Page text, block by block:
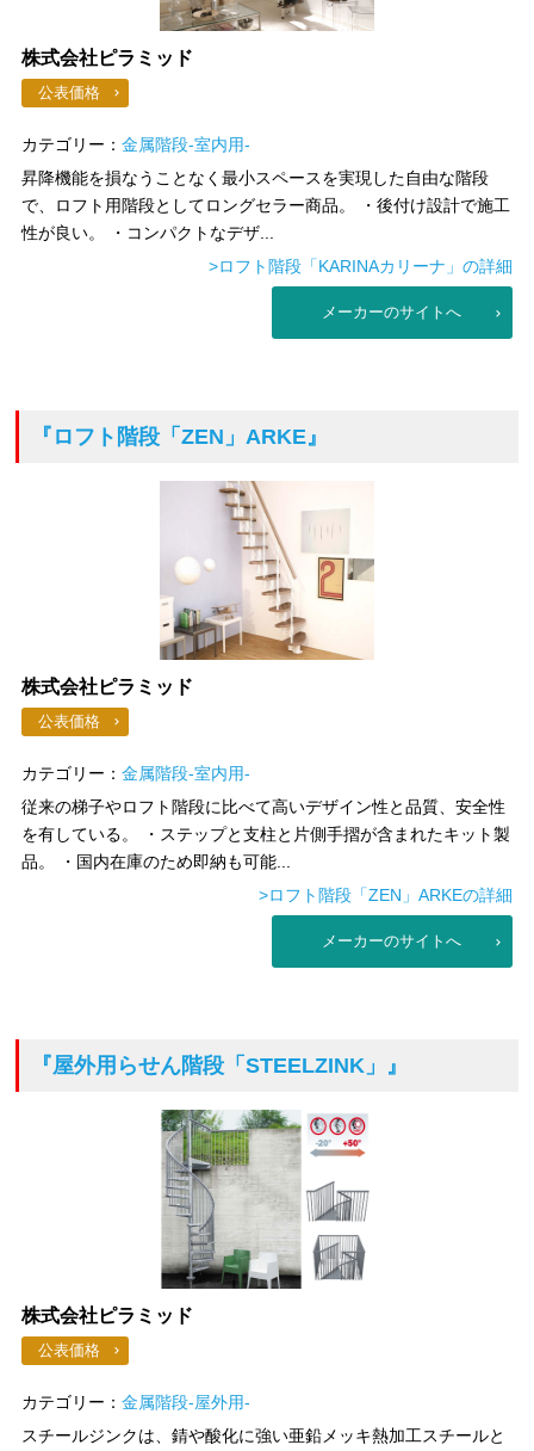
株式会社ピラミッド
公表価格
カテゴリー：金属階段-室内用-
昇降機能を損なうことなく最小スペースを実現した自由な階段
で、ロフト用階段としてロングセラー商品。 ・後付け設計で施工
性が良い。 ・コンパクトなデザ...
>ロフト階段「KARINAカリーナ」の詳細
メーカーのサイトへ
『ロフト階段「ZEN」ARKE』
株式会社ピラミッド
公表価格
カテゴリー：金属階段-室内用-
従来の梯子やロフト階段に比べて高いデザイン性と品質、安全性
を有している。 ・ステップと支柱と片側手摺が含まれたキット製
品。 ・国内在庫のため即納も可能...
>ロフト階段「ZEN」ARKEの詳細
メーカーのサイトへ
『屋外用らせん階段「STEELZINK」』
株式会社ピラミッド
公表価格
カテゴリー：金属階段-屋外用-
スチールジンクは、錆や酸化に強い亜鉛メッキ熱加工スチールと